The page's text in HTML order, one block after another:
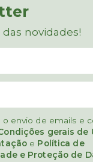
das novidades!
o envio de emails e
gerais de
e Política de
e Proteção de